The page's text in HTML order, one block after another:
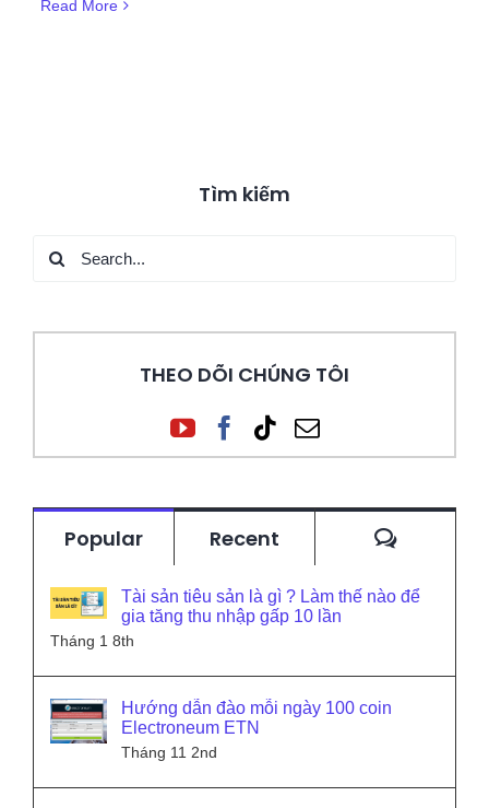
Read More
Tìm kiếm
Search
THEO DÕI CHÚNG TÔI
Popular Recent
Tài sản tiêu sản là gì ? Làm thế nào để
gia tăng thu nhập gấp 10 lần
Tháng 1 8th
Hướng dẫn đào mỗi ngày 100 coin
Electroneum ETN
Tháng 11 2nd